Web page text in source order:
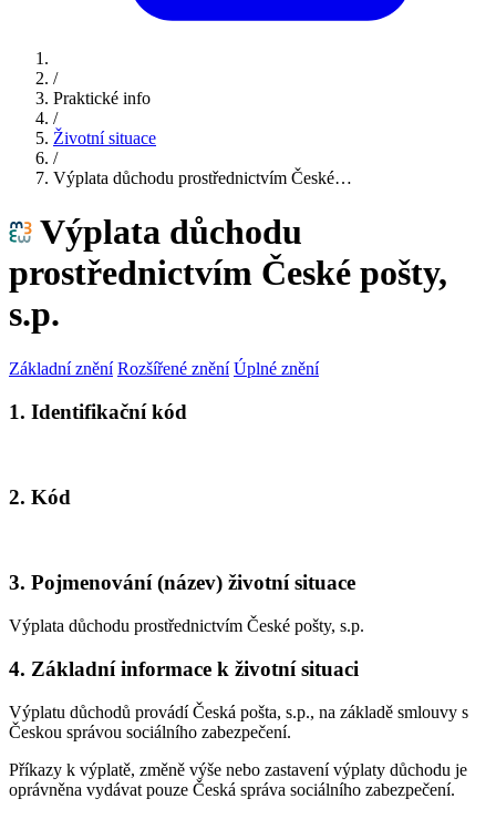
/
Praktické info
/
Životní situace
/
Výplata důchodu prostřednictvím České…
Výplata důchodu
prostřednictvím České pošty,
s.p.
Základní znění Rozšířené znění Úplné znění
1. Identifikační kód
2. Kód
3. Pojmenování (název) životní situace
Výplata důchodu prostřednictvím České pošty, s.p.
4. Základní informace k životní situaci
Výplatu důchodů provádí Česká pošta, s.p., na základě smlouvy s
Českou správou sociálního zabezpečení.
Příkazy k výplatě, změně výše nebo zastavení výplaty důchodu je
oprávněna vydávat pouze Česká správa sociálního zabezpečení.